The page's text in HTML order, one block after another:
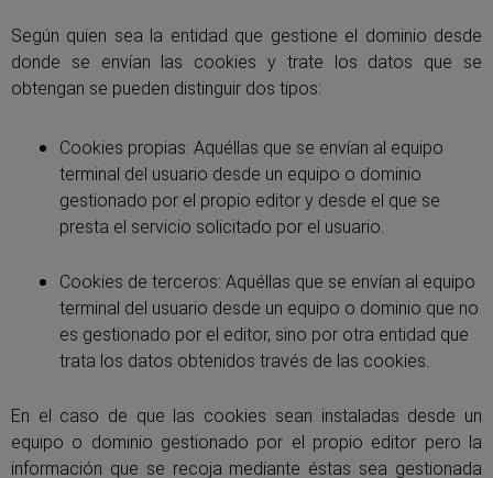
Según quien sea la entidad que gestione el dominio desde
donde se envían las cookies y trate los datos que se
obtengan se pueden distinguir dos tipos:
Cookies propias: Aquéllas que se envían al equipo
terminal del usuario desde un equipo o dominio
gestionado por el propio editor y desde el que se
presta el servicio solicitado por el usuario.
Cookies de terceros: Aquéllas que se envían al equipo
terminal del usuario desde un equipo o dominio que no
es gestionado por el editor, sino por otra entidad que
trata los datos obtenidos través de las cookies.
En el caso de que las cookies sean instaladas desde un
equipo o dominio gestionado por el propio editor pero la
información que se recoja mediante éstas sea gestionada